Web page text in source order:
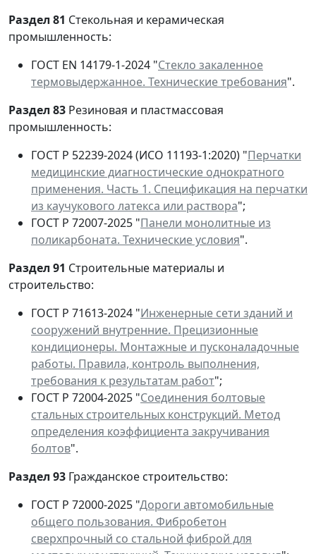
Раздел 81 Стекольная и керамическая
промышленность:
ГОСТ ЕN 14179-1-2024 "Стекло закаленное
термовыдержанное. Технические требования".
Раздел 83 Резиновая и пластмассовая
промышленность:
ГОСТ Р 52239-2024 (ИСО 11193-1:2020) "Перчатки
медицинские диагностические однократного
применения. Часть 1. Спецификация на перчатки
из каучукового латекса или раствора";
ГОСТ Р 72007-2025 "Панели монолитные из
поликарбоната. Технические условия".
Раздел 91 Строительные материалы и
строительство:
ГОСТ Р 71613-2024 "Инженерные сети зданий и
сооружений внутренние. Прецизионные
кондиционеры. Монтажные и пусконаладочные
работы. Правила, контроль выполнения,
требования к результатам работ";
ГОСТ Р 72004-2025 "Соединения болтовые
стальных строительных конструкций. Метод
определения коэффициента закручивания
болтов".
Раздел 93 Гражданское строительство:
ГОСТ Р 72000-2025 "Дороги автомобильные
общего пользования. Фибробетон
сверхпрочный со стальной фиброй для